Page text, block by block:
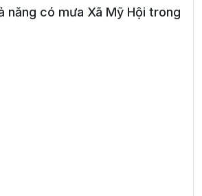
năng có mưa Xã Mỹ Hội trong